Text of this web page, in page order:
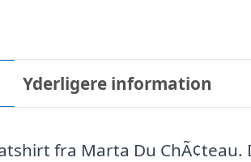
Yderligere information
fra Marta Du